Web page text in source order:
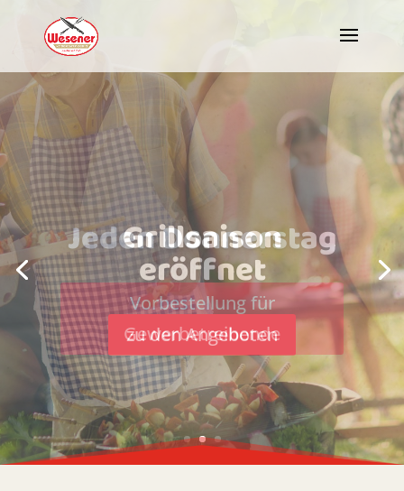
Jeden Donnerstag
Vorbestellung für
Gewerbetreibende